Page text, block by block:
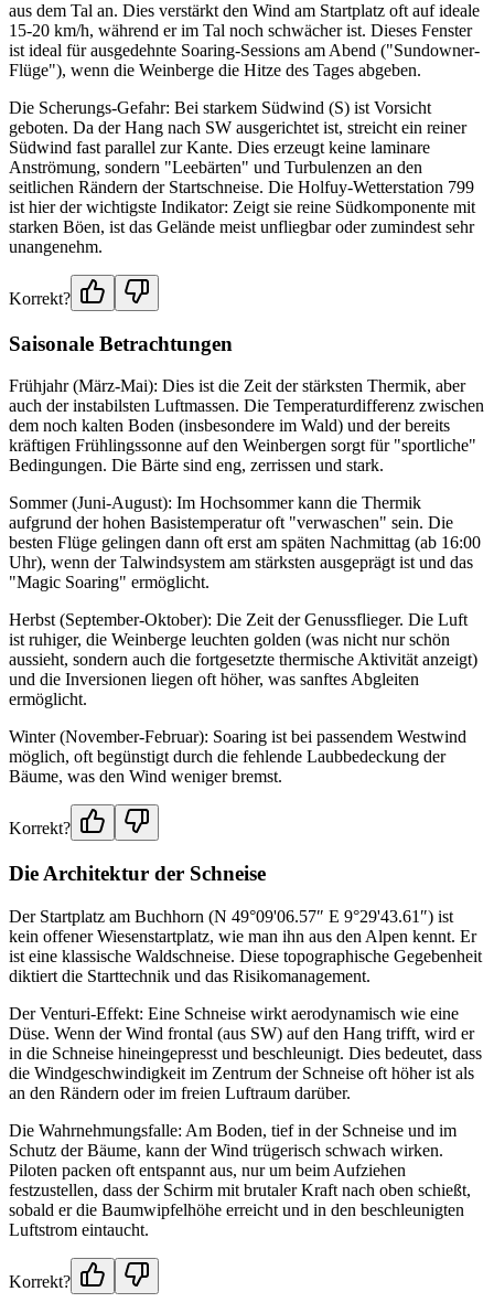
aus dem Tal an. Dies verstärkt den Wind am Startplatz oft auf ideale
15-20 km/h, während er im Tal noch schwächer ist. Dieses Fenster
ist ideal für ausgedehnte Soaring-Sessions am Abend ("Sundowner-
Flüge"), wenn die Weinberge die Hitze des Tages abgeben.
Die Scherungs-Gefahr: Bei starkem Südwind (S) ist Vorsicht
geboten. Da der Hang nach SW ausgerichtet ist, streicht ein reiner
Südwind fast parallel zur Kante. Dies erzeugt keine laminare
Anströmung, sondern "Leebärten" und Turbulenzen an den
seitlichen Rändern der Startschneise. Die Holfuy-Wetterstation 799
ist hier der wichtigste Indikator: Zeigt sie reine Südkomponente mit
starken Böen, ist das Gelände meist unfliegbar oder zumindest sehr
unangenehm.
Korrekt?
Saisonale Betrachtungen
Frühjahr (März-Mai): Dies ist die Zeit der stärksten Thermik, aber
auch der instabilsten Luftmassen. Die Temperaturdifferenz zwischen
dem noch kalten Boden (insbesondere im Wald) und der bereits
kräftigen Frühlingssonne auf den Weinbergen sorgt für "sportliche"
Bedingungen. Die Bärte sind eng, zerrissen und stark.
Sommer (Juni-August): Im Hochsommer kann die Thermik
aufgrund der hohen Basistemperatur oft "verwaschen" sein. Die
besten Flüge gelingen dann oft erst am späten Nachmittag (ab 16:00
Uhr), wenn der Talwindsystem am stärksten ausgeprägt ist und das
"Magic Soaring" ermöglicht.
Herbst (September-Oktober): Die Zeit der Genussflieger. Die Luft
ist ruhiger, die Weinberge leuchten golden (was nicht nur schön
aussieht, sondern auch die fortgesetzte thermische Aktivität anzeigt)
und die Inversionen liegen oft höher, was sanftes Abgleiten
ermöglicht.
Winter (November-Februar): Soaring ist bei passendem Westwind
möglich, oft begünstigt durch die fehlende Laubbedeckung der
Bäume, was den Wind weniger bremst.
Korrekt?
Die Architektur der Schneise
Der Startplatz am Buchhorn (N 49°09'06.57″ E 9°29'43.61″) ist
kein offener Wiesenstartplatz, wie man ihn aus den Alpen kennt. Er
ist eine klassische Waldschneise. Diese topographische Gegebenheit
diktiert die Starttechnik und das Risikomanagement.
Der Venturi-Effekt: Eine Schneise wirkt aerodynamisch wie eine
Düse. Wenn der Wind frontal (aus SW) auf den Hang trifft, wird er
in die Schneise hineingepresst und beschleunigt. Dies bedeutet, dass
die Windgeschwindigkeit im Zentrum der Schneise oft höher ist als
an den Rändern oder im freien Luftraum darüber.
Die Wahrnehmungsfalle: Am Boden, tief in der Schneise und im
Schutz der Bäume, kann der Wind trügerisch schwach wirken.
Piloten packen oft entspannt aus, nur um beim Aufziehen
festzustellen, dass der Schirm mit brutaler Kraft nach oben schießt,
sobald er die Baumwipfelhöhe erreicht und in den beschleunigten
Luftstrom eintaucht.
Korrekt?